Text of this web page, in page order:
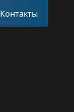
Контакты